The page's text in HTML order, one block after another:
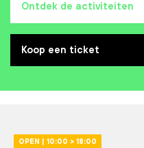
Ontdek de activiteiten
Koop een ticket
OPEN | 10:00 > 18:00